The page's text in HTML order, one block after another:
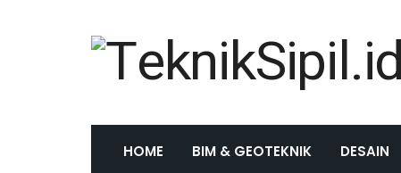
HOME BIM & GEOTEKNIK DESAIN